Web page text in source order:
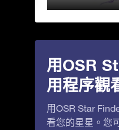
用OSR
用程序觀
用OSR Star
看您的星星。您